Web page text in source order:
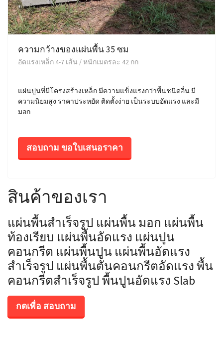
ความกว้างของแผ่นพื้น 35 ซม
อัดแรงเหล็ก 4-7 เส้น / หนักเมตรละ 42 กก
แผ่นปูนที่มีโครงสร้างเหล็ก มีความแข็งแรงกว่าพื้นชนิดอื่น มี
ความนิยมสูง ราคาประหยัด ติดตั้งง่าย เป็นระบบอัดแรง และมี
มอก
สอบถาม ขอใบเสนอราคา
สินค้าของเรา
แผ่นพื้นสำเร็จรูป แผ่นพื้น มอก แผ่นพื้น
ท้องเรียบ แผ่นพื้นอัดแรง แผ่นปูน
คอนกรีต แผ่นพื้นปูน แผ่นพื้นอัดแรง
สำเร็จรูป แผ่นพื้นตันคอนกรีตอัดแรง พื้น
คอนกรีตสำเร็จรูป พื้นปูนอัดแรง Slab
กดเพื่อ สอบถาม